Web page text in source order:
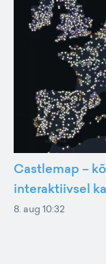
Castlemap –
interaktiivsel
8. aug 10:32